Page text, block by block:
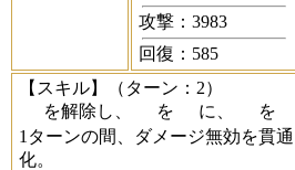
攻撃：3983
回復：585
【スキル】
（ターン：2）
を解除し、
を に、 を
1ターンの間、ダメージ無効を貫
化。